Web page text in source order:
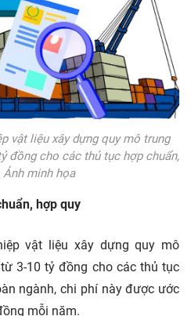
vật liệu xây dựng quy mô trung
đồng cho các thủ tục hợp chuẩn,
Ảnh minh họa
hợp quy
vật liệu xây dựng quy mô
3-10 tỷ đồng cho các thủ tục
ngành, chi phí này được ước
mỗi năm.